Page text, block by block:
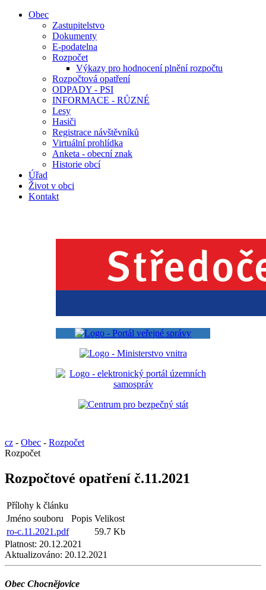
Obec
Zastupitelstvo
Dokumenty
E-podatelna
Rozpočet
Výkazy pro hodnocení plnění rozpočtu
Rozpočtová opatření
ODPADY - PSI
INFORMACE - RŮZNÉ
Lesy
Hasiči
Registrace návštěvníků
Virtuální prohlídka
Anketa - obecní znak
Historie obcí
Úřad
Život v obci
Kontakt
cz - Obec - Rozpočet
Rozpočet
Rozpočtové opatření č.11.2021
Přílohy k článku
Jméno souboru
Popis Velikost
ro-c.11.2021.pdf
59.7 Kb
Platnost: 20.12.2021
Aktualizováno: 20.12.2021
Obec Chocnějovice